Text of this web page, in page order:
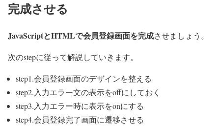
完成させる
JavaScriptとHTMLで会員登録画面を完成させましょう。
次のstepに従って解説していきます。
step1.会員登録画面のデザインを整える
step2.入力エラー文の表示をoffにしておく
step3.入力エラー時に表示をonにする
step4.会員登録完了画面に遷移させる